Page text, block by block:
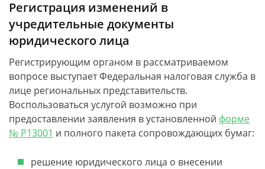
Регистрация изменений в
учредительные документы
юридического лица
Регистрирующим органом в рассматриваемом
вопросе выступает Федеральная налоговая служба в
лице региональных представительств.
Воспользоваться услугой возможно при
предоставлении заявления в установленной форме
№ Р13001 и полного пакета сопровождающих бумаг:
решение юридического лица о внесении